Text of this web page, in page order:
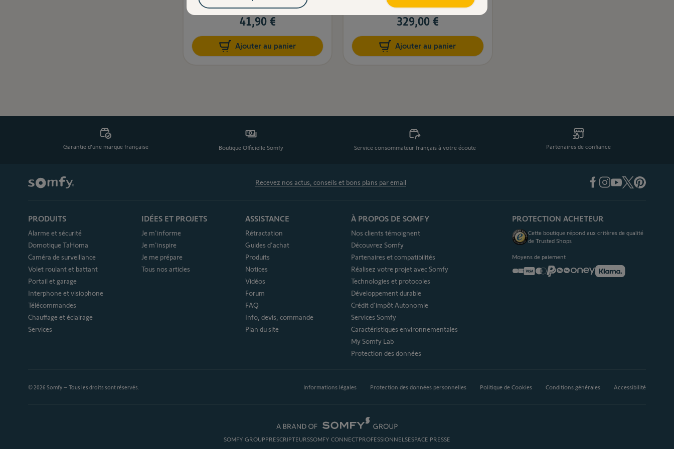
41,90 €
Ajouter au panier
329,00 €
Ajouter au panier
Garantie d'une marque française Boutique Officielle Somfy Service consommateur français à votre écoute Partenaires de confiance
Recevez nos actus, conseils et bons plans par email
PRODUITS
Alarme et sécurité
Domotique TaHoma
Caméra de surveillance
Volet roulant et battant
Portail et garage
Interphone et visiophone
Télécommandes
Chauffage et éclairage
Services
IDÉES ET PROJETS
Je m'informe
Je m'inspire
Je me prépare
Tous nos articles
ASSISTANCE
Rétractation
Guides d'achat
Produits
Notices
Vidéos
Forum
FAQ
Info, devis, commande
Plan du site
À PROPOS DE SOMFY
Nos clients témoignent
Découvrez Somfy
Partenaires et compatibilités
Réalisez votre projet avec Somfy
Technologies et protocoles
Développement durable
Crédit d'impôt Autonomie
Services Somfy
Caractéristiques environnementales
My Somfy Lab
Protection des données
PROTECTION ACHETEUR
Cette boutique répond aux critères de qualité
de Trusted Shops
Moyens de paiement
© 2026 Somfy – Tous les droits sont réservés. Informations légales Protection des données personnelles Politique de Cookies Conditions générales Accessibilité
SOMFY GROUPPRESCRIPTEURSSOMFY CONNECTPROFESSIONNELSESPACE PRESSE